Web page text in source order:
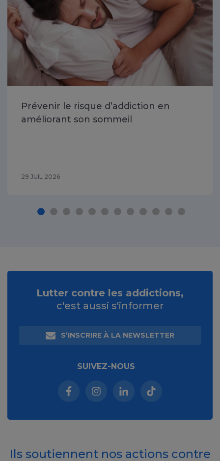
Prévenir le risque d’addiction en
améliorant son sommeil
29 JUIL 2026
Lutter contre les addictions,
c'est aussi s'informer
S’INSCRIRE À LA NEWSLETTER
SUIVEZ-NOUS
Facebook (nouvelle fenêtre)
Instagram (nouvelle fenêtre)
Linkedin (nouvelle
Tiktok (nouvelle
Ils soutiennent nos actions contre